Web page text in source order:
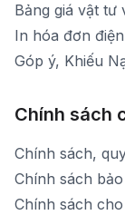
Bảng giá vật tư
In hóa đơn
Góp ý, Khiếu
Chính sách
Chính sách,
Chính sách
Chính sách